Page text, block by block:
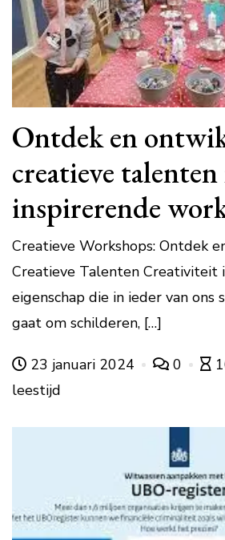
Ontdek en
creatieve
inspirerende
Creatieve Workshops: Ontdek
Creatieve Talenten Creativiteit
eigenschap die in ieder van ons
gaat om schilderen, […]
23 januari 2024 0
leestijd